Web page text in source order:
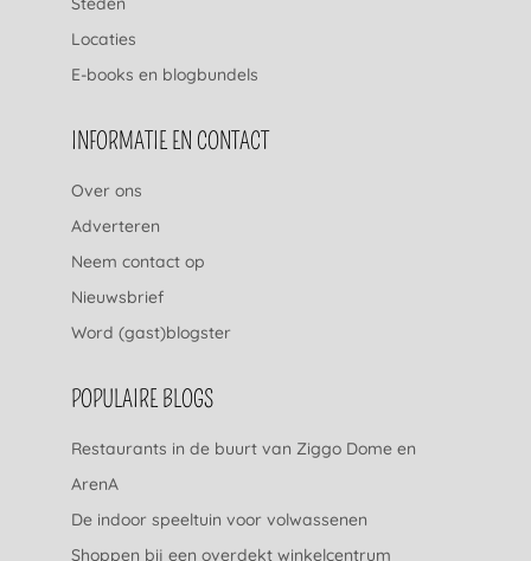
Locaties
E-books en blogbundels
INFORMATIE EN CONTACT
Over ons
Adverteren
Neem contact op
Nieuwsbrief
Word (gast)blogster
POPULAIRE BLOGS
Restaurants in de buurt van Ziggo Dome en
ArenA
De indoor speeltuin voor volwassenen
Shoppen bij een overdekt winkelcentrum